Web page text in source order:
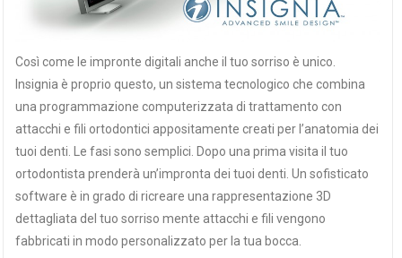
Così come le impronte digitali anche il tuo sorriso è unico.
Insignia è proprio questo, un sistema tecnologico che combina
una programmazione computerizzata di trattamento con
attacchi e fili ortodontici appositamente creati per l’anatomia dei
tuoi denti. Le fasi sono semplici. Dopo una prima visita il tuo
ortodontista prenderà un’impronta dei tuoi denti. Un sofisticato
software è in grado di ricreare una rappresentazione 3D
dettagliata del tuo sorriso mente attacchi e fili vengono
fabbricati in modo personalizzato per la tua bocca.